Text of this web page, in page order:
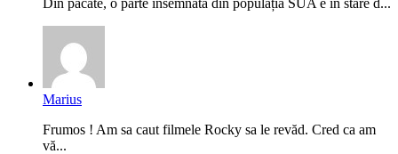
Marius
Frumos ! Am sa caut filmele Rocky sa le revăd. Cred ca am
vă...